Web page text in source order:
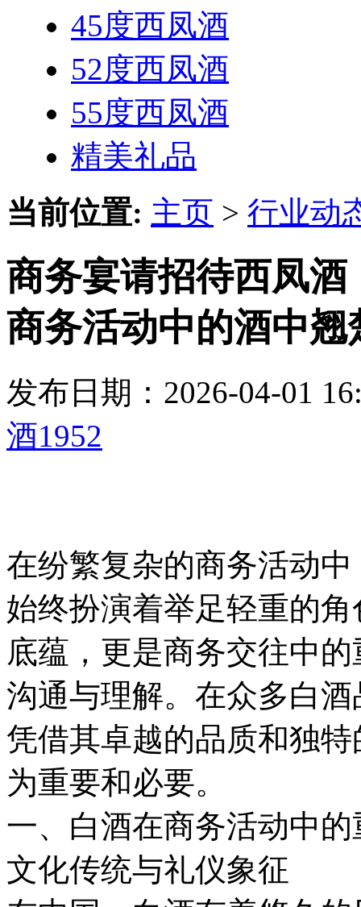
45度西凤酒
52度西凤酒
55度西凤酒
精美礼品
当前位置: 主页 > 行业动
商务宴请招待西凤酒
商务活动中的酒中翘
发布日期：2026-04-01
酒1952
在纷繁复杂的商务活动
始终扮演着举足轻重的
底蕴，更是商务交往中
沟通与理解。在众多白
凭借其卓越的品质和独
为重要和必要。
一、白酒在商务活动中的
文化传统与礼仪象征